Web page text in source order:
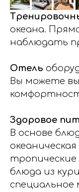
океана.
наблюдать
Отель
Вы можете
Здоровое
В основе
блюда из
специальное